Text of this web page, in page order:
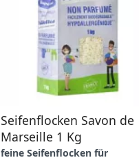
Seifenflocken Savon de
Marseille 1 Kg
feine Seifenflocken für